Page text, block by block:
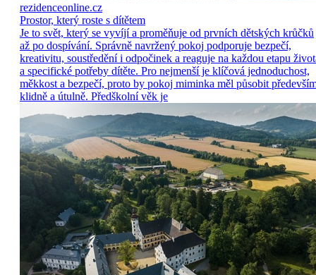
rezidenceonline.cz
Prostor, který roste s dítětem
Je to svět, který se vyvíjí a proměňuje od prvních dětských krůčků
až po dospívání. Správně navržený pokoj podporuje bezpečí,
kreativitu, soustředění i odpočinek a reaguje na každou etapu
a specifické potřeby dítěte. Pro nejmenší je klíčová jednoduchost,
měkkost a bezpečí, proto by pokoj miminka měl působit
klidně a útulně. Předškolní věk je